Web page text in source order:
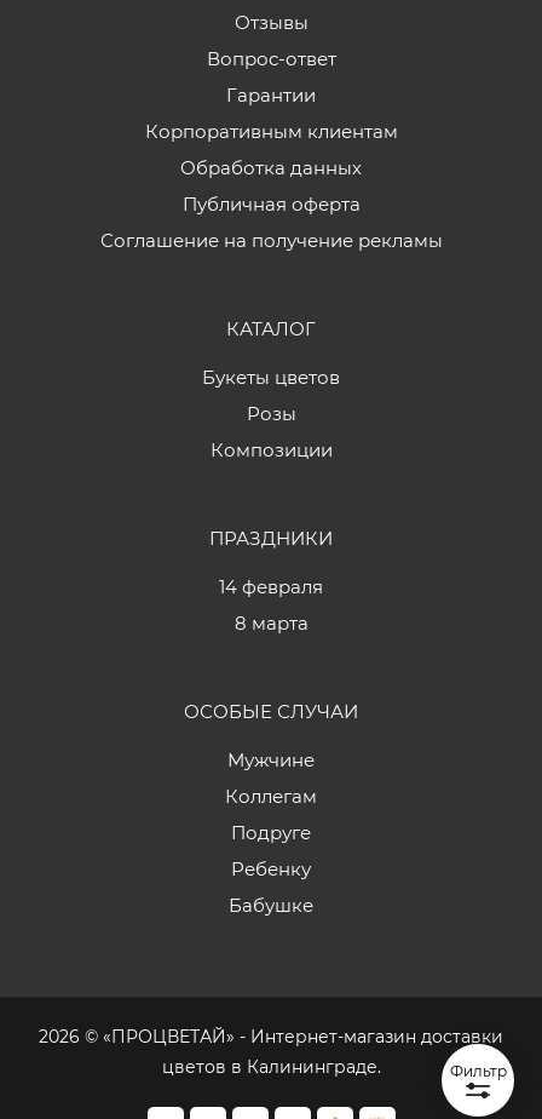
Отзывы
Вопрос-ответ
Гарантии
Корпоративным клиентам
Обработка данных
Публичная оферта
Соглашение на получение рекламы
КАТАЛОГ
Букеты цветов
Розы
Композиции
ПРАЗДНИКИ
14 февраля
8 марта
ОСОБЫЕ СЛУЧАИ
Мужчине
Коллегам
Подруге
Ребенку
Бабушке
2026 © «ПРОЦВЕТАЙ» - Интернет-магазин доставки
цветов в Калининграде.
Фильтр